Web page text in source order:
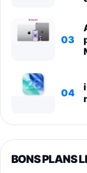
03
04
BONS PLANS